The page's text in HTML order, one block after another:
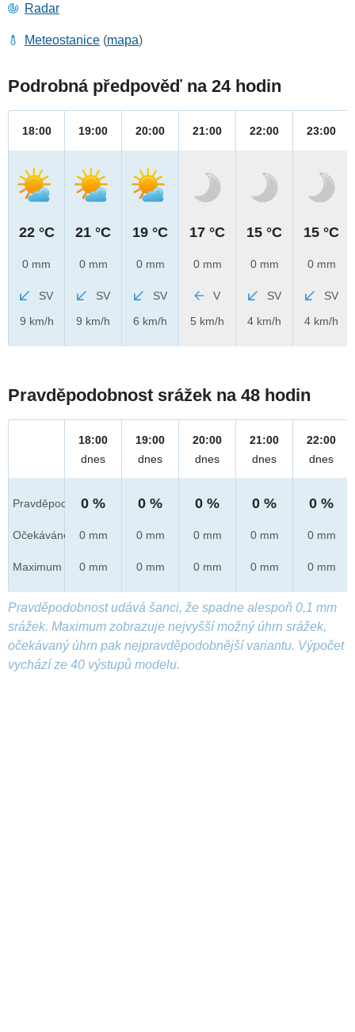
Radar
Meteostanice (mapa)
Podrobná předpověď na 24 hodin
18:00
22 °C
0 mm
SV
9 km/h
19:00
21 °C
0 mm
SV
9 km/h
20:00
19 °C
0 mm
SV
6 km/h
21:00
17 °C
0 mm
V
5 km/h
22:00
15 °C
0 mm
SV
4 km/h
23:00
15 °C
0 mm
SV
4 km/h
Pravděpodobnost srážek na 48 hodin
Pravděpod.
Očekáváno
Maximum
18:00
dnes
0 %
0 mm
0 mm
19:00
dnes
0 %
0 mm
0 mm
20:00
dnes
0 %
0 mm
0 mm
21:00
dnes
0 %
0 mm
0 mm
22:00
dnes
0 %
0 mm
0 mm
Pravděpodobnost udává šanci, že spadne alespoň 0,1 mm
srážek. Maximum zobrazuje nejvyšší možný úhrn srážek,
očekávaný úhrn pak nejpravděpodobnější variantu. Výpočet
vychází ze 40 výstupů modelu.